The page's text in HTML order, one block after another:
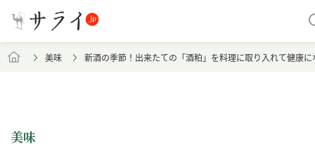
美味 新酒の季節！出来たての「酒粕」を料理に取り入れて健康に
美味